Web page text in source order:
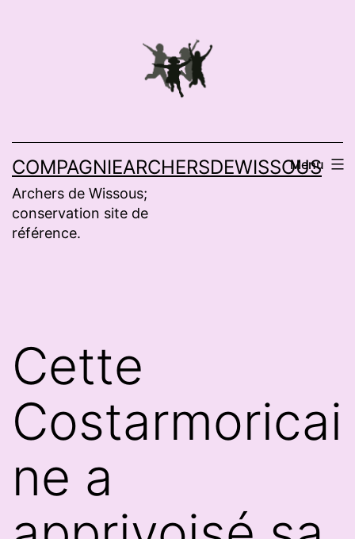
COMPAGNIEARCHERSDEWISSOUS
Archers de Wissous;
conservation site de
référence.
Menu
Cette
Costarmoricai
ne a